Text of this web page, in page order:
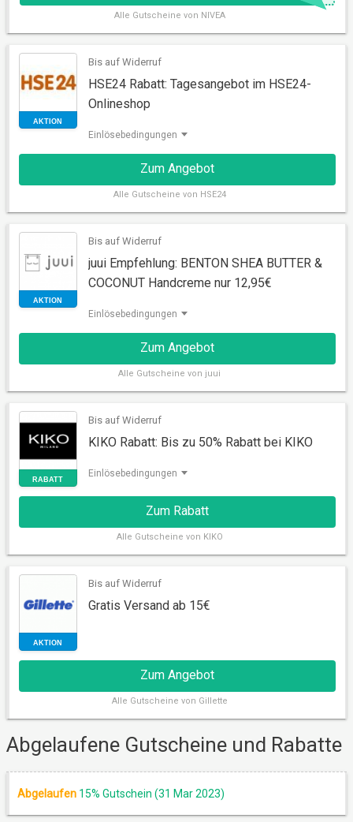
Alle Gutscheine von NIVEA
Bis auf Widerruf
HSE24 Rabatt: Tagesangebot im HSE24-
Onlineshop
Einlösebedingungen
Zum Angebot
Alle Gutscheine von HSE24
AKTION
Bis auf Widerruf
juui Empfehlung: BENTON SHEA BUTTER &
COCONUT Handcreme nur 12,95€
Einlösebedingungen
Zum Angebot
Alle Gutscheine von juui
Bis auf Widerruf
KIKO Rabatt: Bis zu 50% Rabatt bei KIKO
Einlösebedingungen
Zum Rabatt
Alle Gutscheine von KIKO
AKTION
Bis auf Widerruf
Gratis Versand ab 15€
Zum Angebot
Alle Gutscheine von Gillette
Abgelaufene Gutscheine und Rabatte
Abgelaufen 15% Gutschein (31 Mar 2023)